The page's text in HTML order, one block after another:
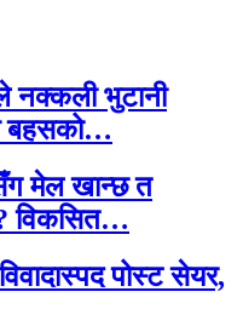
नक्कली भुटानी
बहसको…
मेल खान्छ त
विकसित…
पोस्ट सेयर,